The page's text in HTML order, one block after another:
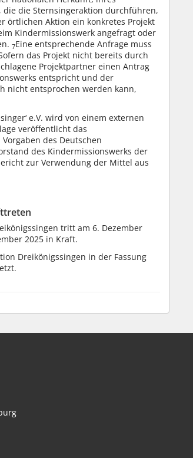
die Sternsingeraktion durchführen,
örtlichen Aktion ein konkretes Projekt
Kindermissionswerk angefragt oder
7Eine entsprechende Anfrage muss
das Projekt nicht bereits durch
Projektpartner einen Antrag
entspricht und der
nicht entsprochen werden kann,
e.V. wird von einem externen
veröffentlicht das
des Deutschen
des Kindermissionswerks der
zur Verwendung der Mittel aus
tritt am 6. Dezember
2025 in Kraft.
Dreikönigssingen in der Fassung